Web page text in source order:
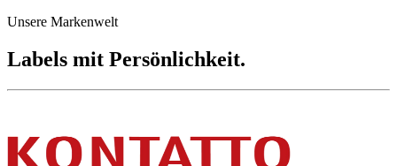
Unsere Markenwelt
Labels mit Persönlichkeit.